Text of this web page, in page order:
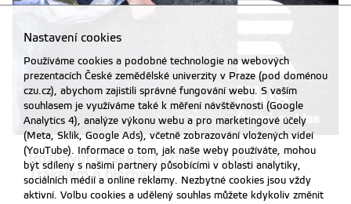
Rozhovor Českého rozhlasu s Lukášem
Trakalem o biocharu
Nastavení cookies
Používáme cookies a podobné technologie na webových
prezentacích České zemědělské univerzity v Praze (pod doménou
czu.cz), abychom zajistili správné fungování webu. S vaším
souhlasem je využíváme také k měření návštěvnosti (Google
Analytics 4), analýze výkonu webu a pro marketingové účely
(Meta, Sklik, Google Ads), včetně zobrazování vložených videí
(YouTube). Informace o tom, jak naše weby používáte, mohou
být sdíleny s našimi partnery působícími v oblasti analytiky,
sociálních médií a online reklamy. Nezbytné cookies jsou vždy
aktivní. Volbu cookies a udělený souhlas můžete kdykoliv změnit